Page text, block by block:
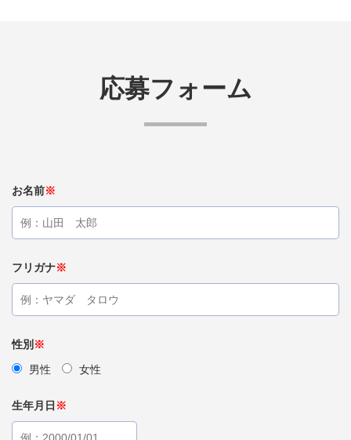
応募フォーム
お名前※
フリガナ※
性別 ※
男性
女性
生年月日 ※